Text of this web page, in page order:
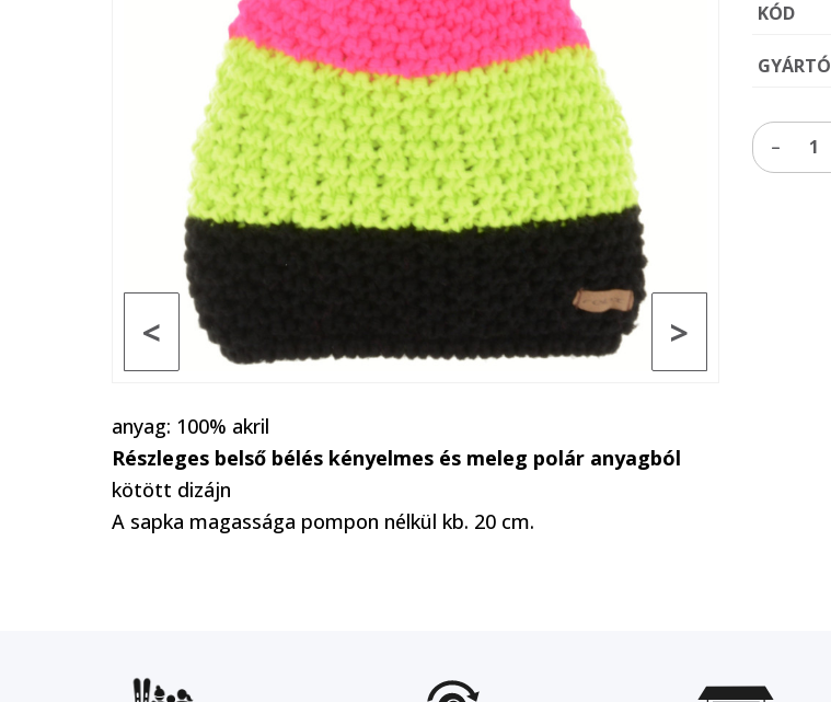
>
<
KÓD
GYÁRTÓ
1
anyag: 100% akril
Részleges belső bélés kényelmes és meleg polár anyagból
kötött dizájn
A sapka magassága pompon nélkül kb. 20 cm.